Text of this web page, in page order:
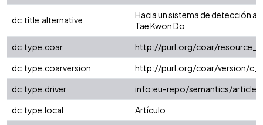
dc.title.alternative
Hacia un sistema de detección
Tae Kwon Do
dc.type.coar
http://purl.org/coar/
dc.type.coarversion
http://purl.org/coar/version/
dc.type.driver
info:eu-repo/semantics/article
dc.type.local
Artículo